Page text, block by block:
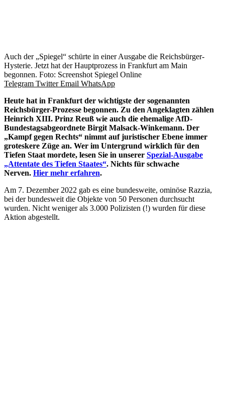
Auch der „Spiegel“ schürte in einer Ausgabe die Reichsbürger-
Hysterie. Jetzt hat der Hauptprozess in Frankfurt am Main
begonnen. Foto: Screenshot Spiegel Online
Telegram Twitter Email WhatsApp
Heute hat in Frankfurt der wichtigste der sogenannten
Reichsbürger-Prozesse begonnen. Zu den Angeklagten zählen
Heinrich XIII. Prinz Reuß wie auch die ehemalige AfD-
Bundestagsabgeordnete Birgit Malsack-Winkemann. Der
„Kampf gegen Rechts“ nimmt auf juristischer Ebene immer
groteskere Züge an. Wer im Untergrund wirklich für den
Tiefen Staat mordete, lesen Sie in unserer Spezial-Ausgabe
„Attentate des Tiefen Staates“. Nichts für schwache
Nerven. Hier mehr erfahren.
Am 7. Dezember 2022 gab es eine bundesweite, ominöse Razzia,
bei der bundesweit die Objekte von 50 Personen durchsucht
wurden. Nicht weniger als 3.000 Polizisten (!) wurden für diese
Aktion abgestellt.